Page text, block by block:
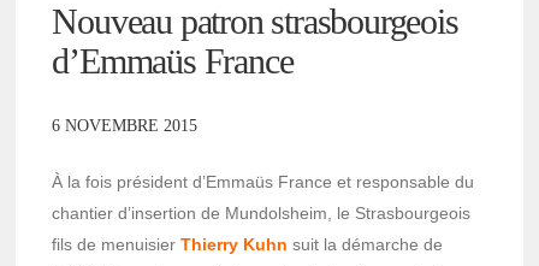
Nouveau patron strasbourgeois
d’Emmaüs France
6 NOVEMBRE 2015
À la fois président d’Emmaüs France et responsable du
chantier d’insertion de Mundolsheim, le Strasbourgeois
fils de menuisierThierry Kuhn suit la démarche de